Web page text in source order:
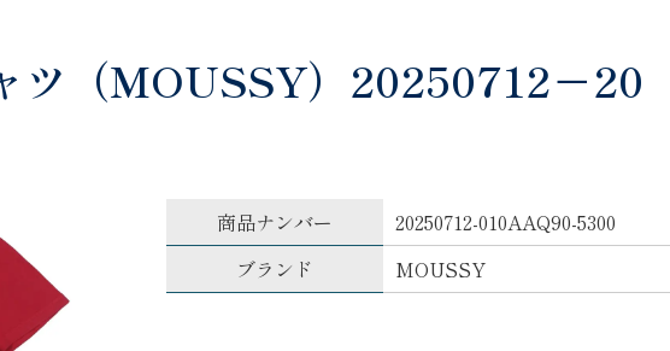
ツ（MOUSSY）20250712－20
商品ナンバー
20250712-010AAQ90-5300
ブランド
MOUSSY